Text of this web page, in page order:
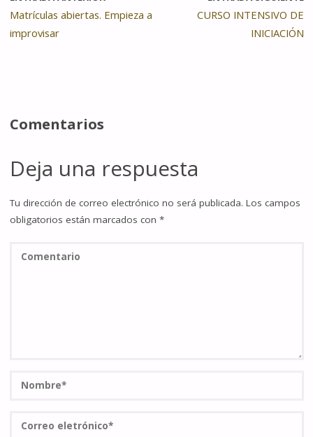
Matrículas abiertas. Empieza a
improvisar
CURSO INTENSIVO DE
INICIACIÓN
Comentarios
Deja una respuesta
Tu dirección de correo electrónico no será publicada. Los campos
obligatorios están marcados con *